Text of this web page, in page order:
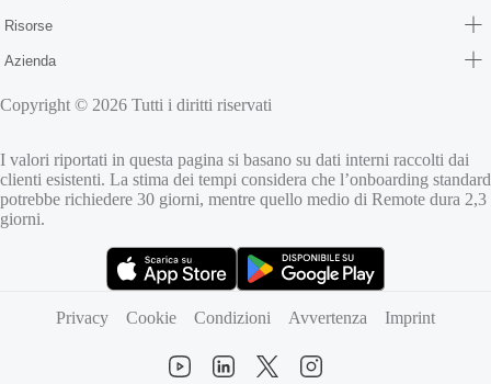
Risorse
Azienda
Copyright © 2026 Tutti i diritti riservati
I valori riportati in questa pagina si basano su dati interni raccolti dai
clienti esistenti. La stima dei tempi considera che l’onboarding standard
potrebbe richiedere 30 giorni, mentre quello medio di Remote dura 2,3
giorni.
Privacy
Cookie Condizioni Avvertenza Imprint